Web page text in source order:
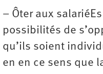
– Ôter aux
possibilités de
qu’ils soient
en en ce sens que